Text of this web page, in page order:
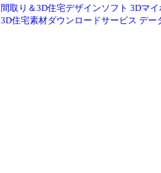
間取り＆3D住宅デザインソフト 3Dマ
3D住宅素材ダウンロードサービス デー